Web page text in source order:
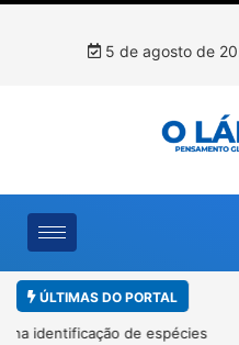
5 de agosto de
ÚLTIMAS DO PORTAL
Kinross inicia rastreamento